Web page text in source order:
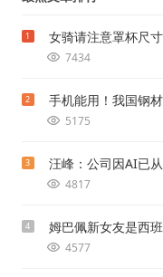
1 女骑请注意罩杯尺寸
7434
2 手机能用！我国钢
5175
3 汪峰：公司因AI已
4817
4 姆巴佩新女友是西
4577